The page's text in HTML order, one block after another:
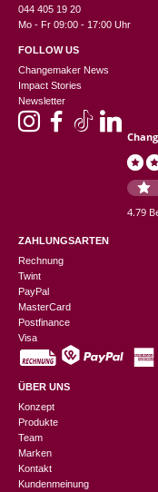
044 405 19 20
Mo - Fr 09:00 - 17:00 Uhr
FOLLOW US
Changemaker News
Impact Stories
Newsletter
4.79
ZAHLUNGSARTEN
Rechnung
Twint
PayPal
MasterCard
Postfinance
Visa
ÜBER UNS
Konzept
Produkte
Team
Marken
Kontakt
Kundenmeinung